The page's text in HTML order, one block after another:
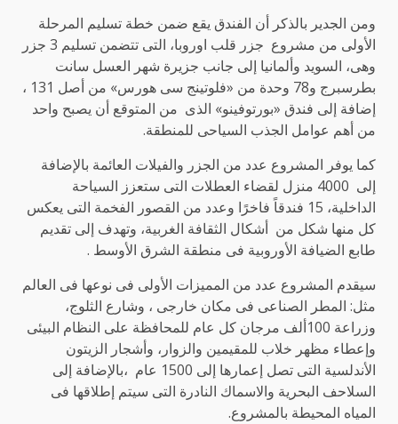
ومن الجدير بالذكر أن الفندق يقع ضمن خطة تسليم المرحلة
الأولى من مشروع جزر قلب اوروبا، التى تتضمن تسليم 3 جزر
وهى، السويد وألمانيا إلى جانب جزيرة شهر العسل سانت
بطرسبرج و78 وحدة من «فلوتينج سى هورس» من أصل 131 ،
إضافة إلى فندق «بورتوفينو» الذى من المتوقع أن يصبح واحد
من أهم عوامل الجذب السياحى للمنطقة.
كما يوفر المشروع عدد من الجزر والفيلات العائمة بالإضافة
إلى 4000 منزل لقضاء العطلات التى ستعزز السياحة
الداخلية، 15 فندقاً فاخرًا وعدد من القصور الفخمة التى يعكس
كل منها شكل من أشكال الثقافة الغربية، وتهدف إلى تقديم
طابع الضيافة الأوروبية فى منطقة الشرق الأوسط .
سيقدم المشروع عدد من المميزات الأولى فى نوعها فى العالم
مثل: المطر الصناعى فى مكان خارجى ، وشارع الثلوج،
وزراعة 100ألف مرجان كل عام للمحافظة على النظام البيئى
وإعطاء مظهر خلاب للمقيمين والزوار، وأشجار الزيتون
الأندلسية التى تصل إعمارها إلى 1500 عام ،بالإضافة إلى
السلاحف البحرية والاسماك النادرة التى سيتم إطلاقها فى
المياه المحيطة بالمشروع.